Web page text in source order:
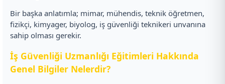
Bir başka anlatımla; mimar, mühendis, teknik öğretmen,
fizikçi, kimyager, biyolog, iş güvenliği teknikeri unvanına
sahip olması gerekir.
İş Güvenliği Uzmanlığı Eğitimleri Hakkında
Genel Bilgiler Nelerdir?